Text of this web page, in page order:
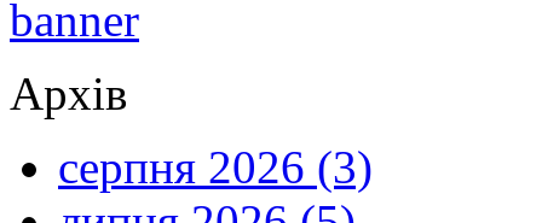
Архів
серпня 2026 (3)